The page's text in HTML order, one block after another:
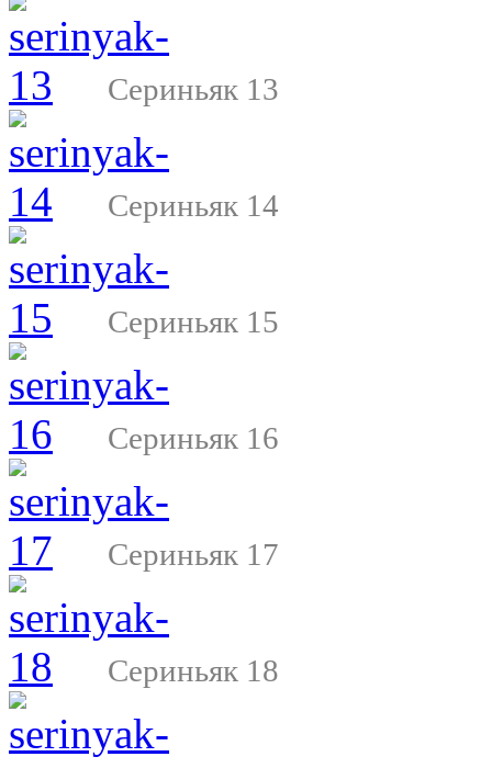
Сериньяк 13
Сериньяк 14
Сериньяк 15
Сериньяк 16
Сериньяк 17
Сериньяк 18